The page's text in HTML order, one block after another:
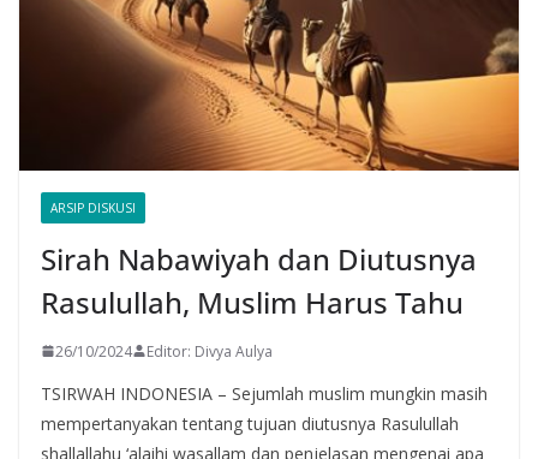
ARSIP DISKUSI
Sirah Nabawiyah dan Diutusnya
Rasulullah, Muslim Harus Tahu
26/10/2024 Editor: Divya Aulya
TSIRWAH INDONESIA – Sejumlah muslim mungkin masih
mempertanyakan tentang tujuan diutusnya Rasulullah
shallallahu ‘alaihi wasallam dan penjelasan mengenai apa